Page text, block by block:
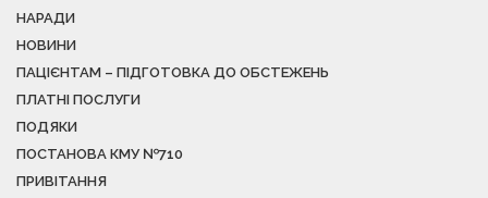
НАРАДИ
НОВИНИ
ПАЦІЄНТАМ – ПІДГОТОВКА ДО ОБСТЕЖЕНЬ
ПЛАТНІ ПОСЛУГИ
ПОДЯКИ
ПОСТАНОВА КМУ №710
ПРИВІТАННЯ